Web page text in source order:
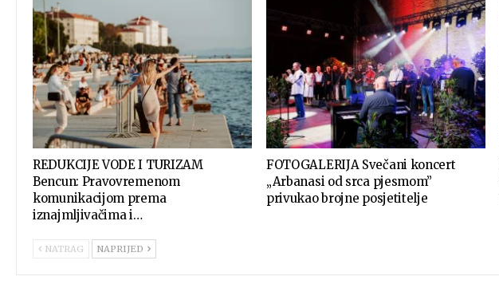
REDUKCIJE VODE I TURIZAM
Bencun: Pravovremenom
komunikacijom prema
iznajmljivačima i…
FOTOGALERIJA Svečani koncert
„Arbanasi od srca pjesmom”
privukao brojne posjetitelje
NATRAG NAPRIJED